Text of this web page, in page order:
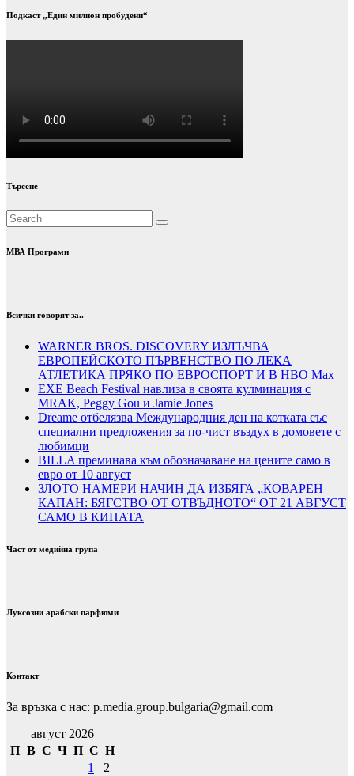
Подкаст „Един милион пробудени“
Търсене
МВА Програми
Всички говорят за..
WARNER BROS. DISCOVERY ИЗЛЪЧВА
ЕВРОПЕЙСКОТО ПЪРВЕНСТВО ПО ЛЕКА
АТЛЕТИКА ПРЯКО ПО ЕВРОСПОРТ И В НВО Мах
EXE Beach Festival навлиза в своята кулминация с
MRAK, Peggy Gou и Jamie Jones
Dreame отбелязва Международния ден на котката със
специални предложения за по-чист въздух в домовете с
любимци
BILLA преминава към обозначаване на цените само в
евро от 10 август
ЗЛОТО НАМЕРИ НАЧИН ДА ИЗБЯГА „КОВАРЕН
КАПАН: БЯГСТВО ОТ ОТВЪДНОТО“ ОТ 21 АВГУСТ
САМО В КИНАТА
Част от медийна група
Луксозни арабски парфюми
Контакт
За връзка с нас: p.media.group.bulgaria@gmail.com
август 2026
П В С Ч П С Н
1
2